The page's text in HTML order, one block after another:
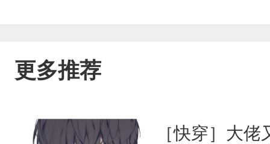
更多推荐
［快穿］大